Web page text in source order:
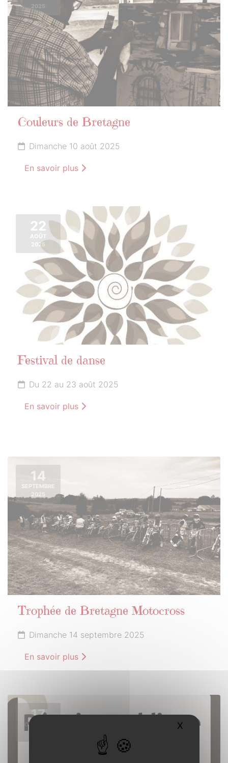
2025
Couleurs de Bretagne
Dimanche 10 août 2025
En savoir plus
22
AOÛT
2025
Festival de danse
Du 22 au 23 août 2025
En savoir plus
14
SEPTEMBRE
2025
Trophée de Bretagne Motocross
Dimanche 14 septembre 2025
En savoir plus
17
OCTOBRE
X Masquer